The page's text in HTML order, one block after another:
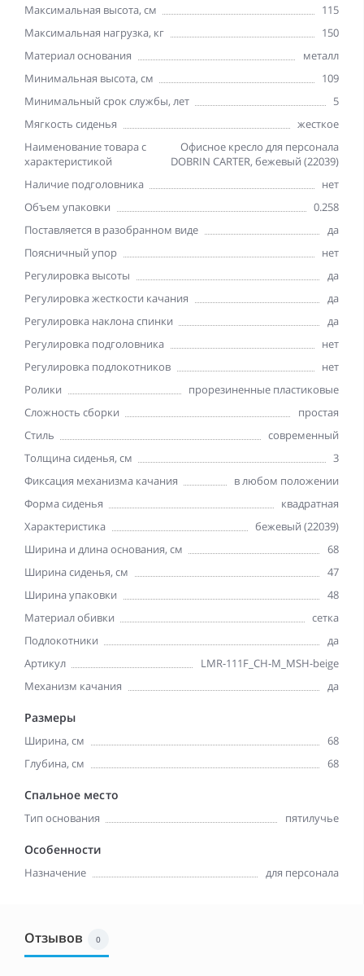
Максимальная высота, см
115
Максимальная нагрузка, кг
150
Материал основания
металл
Минимальная высота, см
109
Минимальный срок службы, лет
5
Мягкость сиденья
жесткое
Наименование товара с
характеристикой
Офисное кресло для персонала
DOBRIN CARTER, бежевый (22039)
Наличие подголовника
нет
Объем упаковки
0.258
Поставляется в разобранном виде
да
Поясничный упор
нет
Регулировка высоты
да
Регулировка жесткости качания
да
Регулировка наклона спинки
да
Регулировка подголовника
нет
Регулировка подлокотников
нет
Ролики
прорезиненные пластиковые
Сложность сборки
простая
Стиль
современный
Толщина сиденья, см
3
Фиксация механизма качания
в любом положении
Форма сиденья
квадратная
Характеристика
бежевый (22039)
Ширина и длина основания, см
68
Ширина сиденья, см
47
Ширина упаковки
48
Материал обивки
сетка
Подлокотники
да
Артикул
LMR-111F_CH-M_MSH-beige
Механизм качания
да
Размеры
Ширина, см
68
Глубина, см
68
Спальное место
Тип основания пятилучье
Особенности
Назначение для персонала
Отзывов 0